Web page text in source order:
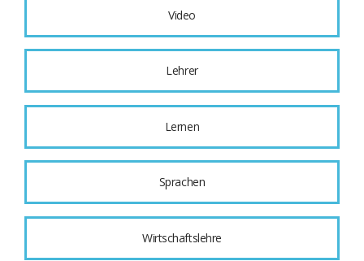
Video
Lehrer
Lernen
Sprachen
Wirtschaftslehre